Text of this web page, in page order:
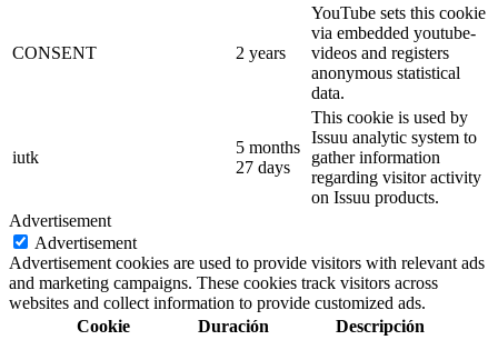
CONSENT 2 years
YouTube sets this cookie
via embedded youtube-
videos and registers
anonymous statistical
data.
iutk
5 months
27 days
This cookie is used by
Issuu analytic system to
gather information
regarding visitor activity
on Issuu products.
Advertisement
Advertisement
Advertisement cookies are used to provide visitors with relevant ads
and marketing campaigns. These cookies track visitors across
websites and collect information to provide customized ads.
Cookie
Duración Descripción